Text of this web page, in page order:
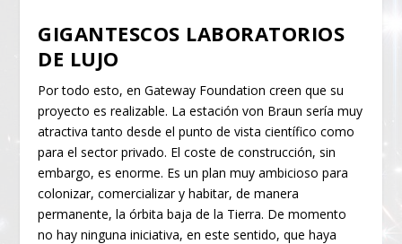
GIGANTESCOS LABORATORIOS
DE LUJO
Por todo esto, en Gateway Foundation creen que su
proyecto es realizable. La estación von Braun sería muy
atractiva tanto desde el punto de vista científico como
para el sector privado. El coste de construcción, sin
embargo, es enorme. Es un plan muy ambicioso para
colonizar, comercializar y habitar, de manera
permanente, la órbita baja de la Tierra. De momento
no hay ninguna iniciativa, en este sentido, que haya